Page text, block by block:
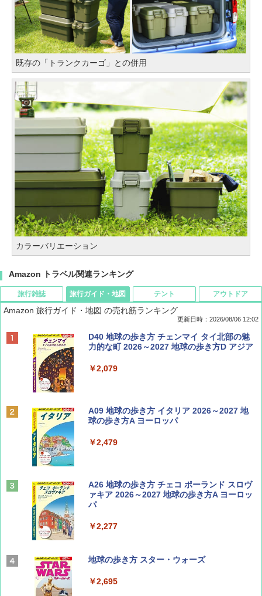
既存の「トランクカーゴ」との併用
カラーバリエーション
Amazon トラベル関連ランキング
旅行雑誌
ディズニーファン ２０２６年 ９月号 [雑
誌] (ＤＩＳＮＥＹ ＦＡＮ)
￥713
Coyote No.89 特集 星野道夫 夢見る旅
山と溪谷 2026年8月号「南アルプス大全」
￥1,540
AIRLINE（エアライン）2026年9月号【特
旅行ガイド・地図
Amazon 旅行ガイド・地図 の売れ筋ランキング
更新日時：2026/08/06 12:02
D40 地球の歩き方 チェンマイ タイ北部の魅
力的な町 2026～2027 地球の歩き方D アジア
￥2,079
A09 地球の歩き方 イタリア 2026～2027 地
球の歩き方A ヨーロッパ
￥2,479
A26 地球の歩き方 チェコ ポーランド スロヴ
ァキア 2026～2027 地球の歩き方A ヨーロッ
パ
￥2,277
地球の歩き方 スター・ウォーズ
￥2,695
テント アウトドア